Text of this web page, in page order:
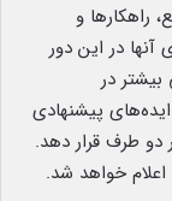
راهکارها و
در این دور
در
پیشنهادی
دو طرف قرار دهد.
خواهد شد.